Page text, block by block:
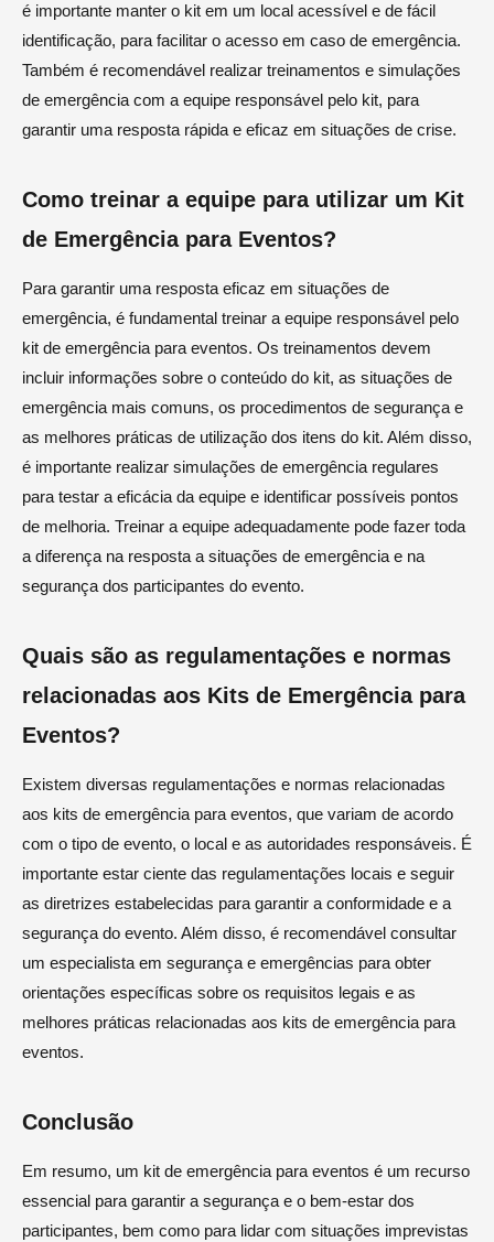
é importante manter o kit em um local acessível e de fácil
identificação, para facilitar o acesso em caso de emergência.
Também é recomendável realizar treinamentos e simulações
de emergência com a equipe responsável pelo kit, para
garantir uma resposta rápida e eficaz em situações de crise.
Como treinar a equipe para utilizar um Kit
de Emergência para Eventos?
Para garantir uma resposta eficaz em situações de
emergência, é fundamental treinar a equipe responsável pelo
kit de emergência para eventos. Os treinamentos devem
incluir informações sobre o conteúdo do kit, as situações de
emergência mais comuns, os procedimentos de segurança e
as melhores práticas de utilização dos itens do kit. Além disso,
é importante realizar simulações de emergência regulares
para testar a eficácia da equipe e identificar possíveis pontos
de melhoria. Treinar a equipe adequadamente pode fazer toda
a diferença na resposta a situações de emergência e na
segurança dos participantes do evento.
Quais são as regulamentações e normas
relacionadas aos Kits de Emergência para
Eventos?
Existem diversas regulamentações e normas relacionadas
aos kits de emergência para eventos, que variam de acordo
com o tipo de evento, o local e as autoridades responsáveis. É
importante estar ciente das regulamentações locais e seguir
as diretrizes estabelecidas para garantir a conformidade e a
segurança do evento. Além disso, é recomendável consultar
um especialista em segurança e emergências para obter
orientações específicas sobre os requisitos legais e as
melhores práticas relacionadas aos kits de emergência para
eventos.
Conclusão
Em resumo, um kit de emergência para eventos é um recurso
essencial para garantir a segurança e o bem-estar dos
participantes, bem como para lidar com situações imprevistas